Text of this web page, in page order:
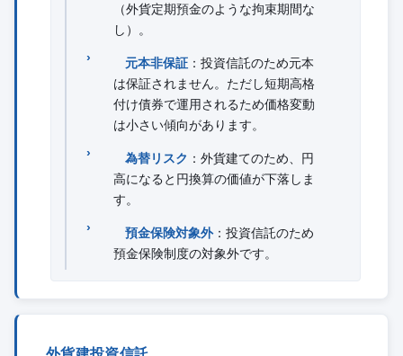
（外貨定期預金のような拘束期間な
し）。
元本非保証 ：投資信託のため元本
は保証されません。ただし短期高格
付け債券で運用されるため価格変動
は小さい傾向があります。
為替リスク ：外貨建てのため、円
高になると円換算の価値が下落しま
す。
預金保険対象外：投資信託のため
預金保険制度の対象外です。